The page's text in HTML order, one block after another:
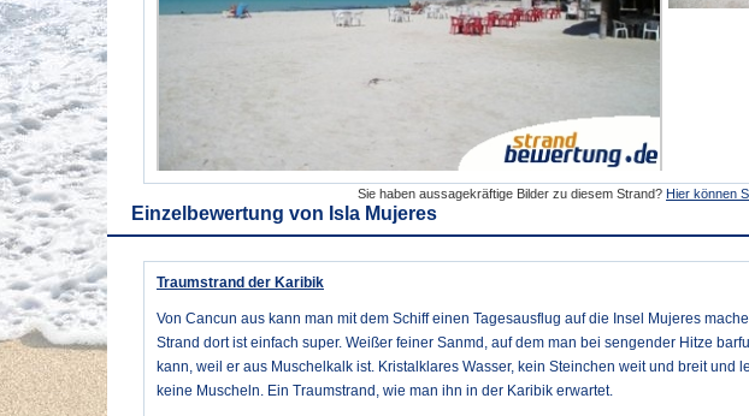
Sie haben aussagekräftige Bilder zu diesem Strand? Hier können
Einzelbewertung von Isla Mujeres
Traumstrand der Karibik
Von Cancun aus kann man mit dem Schiff einen Tagesausflug auf die Insel Mujeres
Strand dort ist einfach super. Weißer feiner Sanmd, auf dem man bei sengender Hitze
kann, weil er aus Muschelkalk ist. Kristalklares Wasser, kein Steinchen weit und breit und
keine Muscheln. Ein Traumstrand, wie man ihn in der Karibik erwartet.